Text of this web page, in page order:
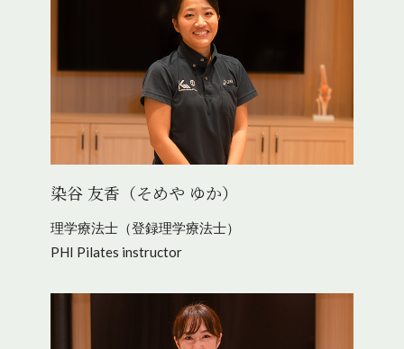
染谷 友香（そめや ゆか）
理学療法士（登録理学療法士）
PHI Pilates instructor